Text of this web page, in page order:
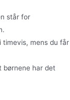
står for
timevis, mens du får
børnene har det